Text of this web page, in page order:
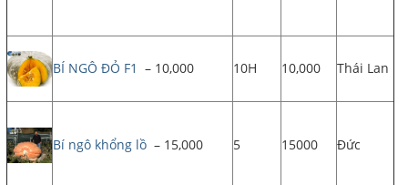
BÍ NGÔ ĐỎ F1 – 10,000 10H 10,000 Thái Lan
Bí ngô khổng lồ – 15,000 5 15000 Đức